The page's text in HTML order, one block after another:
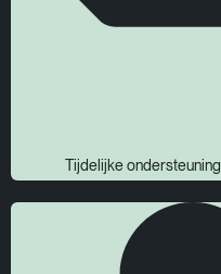
Tijdelijke ondersteuning